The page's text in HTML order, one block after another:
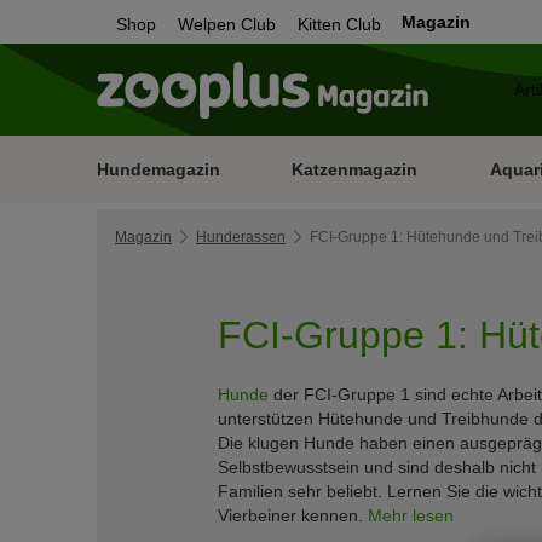
Shop Welpen Club Kitten Club Magazin
Hundemagazin Katzenmagazin
Magazin Hunderassen FCI-Gruppe 1: Hütehunde und
FCI-Gruppe 1:
Hunde der FCI-Gruppe 1 sind echte
unterstützen Hütehunde und Treibhunde
Die klugen Hunde haben einen
Selbstbewusstsein und sind deshalb
Familien sehr beliebt. Lernen Sie die
Vierbeiner kennen. Mehr lesen